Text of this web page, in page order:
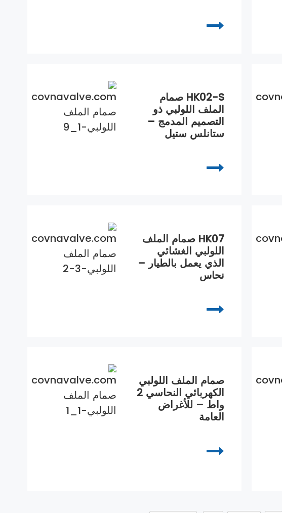
HK02-S صمام
الملف اللولبي ذو
التصميم المدمج –
ستانلس ستيل
HK07 صمام الملف
اللولبي الغشائي
الذي يعمل بالطيار –
نحاس
صمام الملف اللولبي
الكهربائي النحاسي 2
واط – للأغراض
العامة